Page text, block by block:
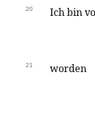
20 Ich bin
21 worden